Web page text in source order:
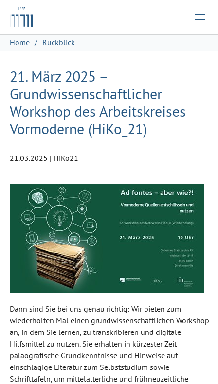
Zum Hauptinhalt springen
Skip to page footer
Sie sind hier:
Home Rückblick
21. März 2025 –
Grundwissenschaftlicher
Workshop des Arbeitskreises
Vormoderne (HiKo_21)
21.03.2025 | HiKo21
Dann sind Sie bei uns genau richtig: Wir bieten zum
wiederholten Mal einen grundwissenschaftlichen Workshop
an, in dem Sie lernen, zu transkribieren und digitale
Hilfsmittel zu nutzen. Sie erhalten in kürzester Zeit
paläografische Grundkenntnisse und Hinweise auf
einschlägige Literatur zum Selbststudium sowie
Schrifttafeln, um mittelalterliche und frühneuzeitliche